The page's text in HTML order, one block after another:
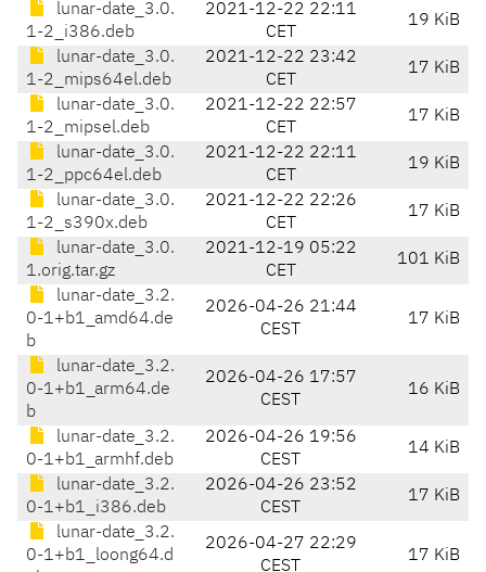
lunar-date_3.0.
1-2_i386.deb
2021-12-22 22:11
CET
19 KiB
lunar-date_3.0.
1-2_mips64el.deb
2021-12-22 23:42
CET
17 KiB
lunar-date_3.0.
1-2_mipsel.deb
2021-12-22 22:57
CET
17 KiB
lunar-date_3.0.
1-2_ppc64el.deb
2021-12-22 22:11
CET
19 KiB
lunar-date_3.0.
1-2_s390x.deb
2021-12-22 22:26
CET
17 KiB
lunar-date_3.0.
1.orig.tar.gz
2021-12-19 05:22
CET
101 KiB
lunar-date_3.2.
0-1+b1_amd64.de
b
2026-04-26 21:44
CEST
17 KiB
lunar-date_3.2.
0-1+b1_arm64.de
b
2026-04-26 17:57
CEST
16 KiB
lunar-date_3.2.
0-1+b1_armhf.deb
2026-04-26 19:56
CEST
14 KiB
lunar-date_3.2.
0-1+b1_i386.deb
2026-04-26 23:52
CEST
17 KiB
lunar-date_3.2.
0-1+b1_loong64.d
2026-04-27 22:29
CEST
17 KiB